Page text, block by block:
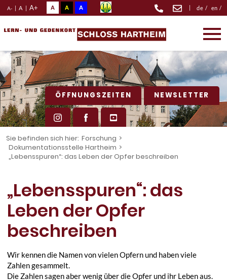
A- | A | A+ A A A | de / en /
ÖFFNUNGSZEITEN NEWSLETTER
Sie befinden sich hier: Forschung >
Dokumentationsstelle Hartheim >
„Lebensspuren“: das Leben der Opfer beschreiben
„Lebensspuren“: das
Leben der Opfer
beschreiben
Wir kennen die Namen von vielen Opfern und haben viele
Zahlen gesammelt.
Die Zahlen sagen aber wenig über die Opfer und ihr Leben aus.